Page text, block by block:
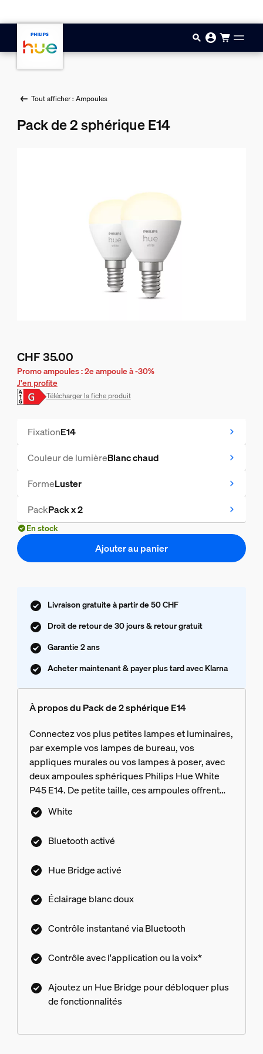
Tout afficher : Ampoules
Pack de 2 sphérique E14
Le prix actuel est CHF 35.00
CHF 35.00
Promo ampoules : 2e ampoule à -30%
J'en profite
Télécharger la fiche produit
FixationE14
Couleur de lumièreBlanc chaud
FormeLuster
PackPack x 2
En stock
Ajouter au panier
Livraison gratuite à partir de 50 CHF
Droit de retour de 30 jours & retour gratuit
Garantie 2 ans
Acheter maintenant & payer plus tard avec Klarna
À propos du Pack de 2 sphérique E14
Connectez vos plus petites lampes et luminaires,
par exemple vos lampes de bureau, vos
appliques murales ou vos lampes à poser, avec
deux ampoules sphériques Philips Hue White
P45 E14. De petite taille, ces ampoules offrent
une lumière blanche douce à intensité variable
ainsi qu'un contrôle par Bluetooth dans une
toute l'étendue des fonctionnalités.
White
Bluetooth activé
Hue Bridge activé
Éclairage blanc doux
Contrôle instantané via Bluetooth
Contrôle avec l'application ou la voix*
Ajoutez un Hue Bridge pour débloquer plus
de fonctionnalités